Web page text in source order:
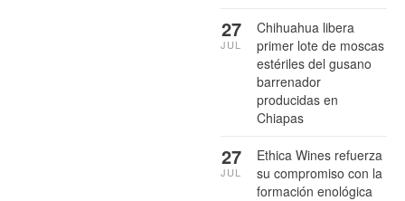
Chihuahua libera
primer lote de moscas
estériles del gusano
barrenador
producidas en
Chiapas
27
JUL
Ethica Wines refuerza
su compromiso con la
formación enológica
27
JUL